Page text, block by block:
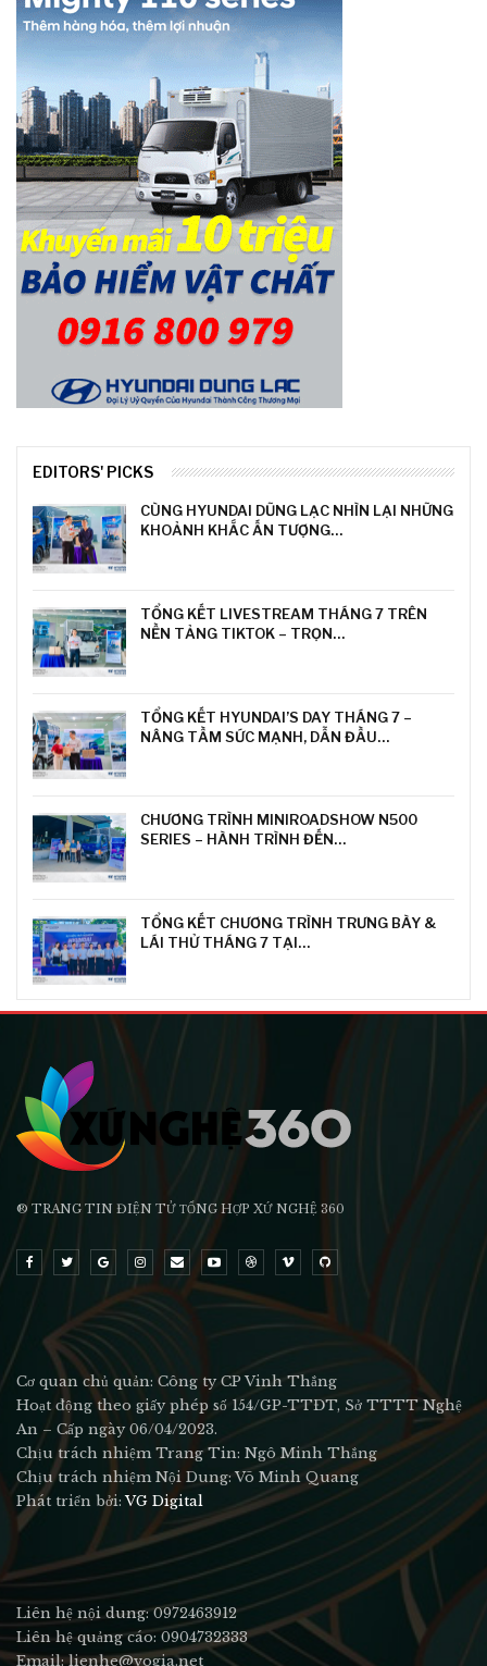
EDITORS' PICKS
CÙNG HYUNDAI DŨNG LẠC NHÌN LẠI NHỮNG
KHOẢNH KHẮC ẤN TƯỢNG…
TỔNG KẾT LIVESTREAM THÁNG 7 TRÊN
NỀN TẢNG TIKTOK – TRỌN…
TỔNG KẾT HYUNDAI’S DAY THÁNG 7 –
NÂNG TẦM SỨC MẠNH, DẪN ĐẦU…
CHƯƠNG TRÌNH MINIROADSHOW N500
SERIES – HÀNH TRÌNH ĐẾN…
TỔNG KẾT CHƯƠNG TRÌNH TRƯNG BÀY &
LÁI THỬ THÁNG 7 TẠI…
® TRANG TIN ĐIỆN TỬ ТỔNG HỢP XỨ NGHỆ 360
Cơ quan chủ quản: Công ty CP Vinh Thắng
Hoạt động theo giấy phép số 154/GP-TTĐT, Sở TTTT Nghệ
An – Cấp ngày 06/04/2023.
Chịu trách nhiệm Trang Tin: Ngô Minh Thắng
Chịu trách nhiệm Nội Dung: Võ Minh Quang
Phát triển bởi:VG Digital
Liên hệ nội dung: 0972463912
Liên hệ quảng cáo: 0904732333
Email: lienhe@vogia.net